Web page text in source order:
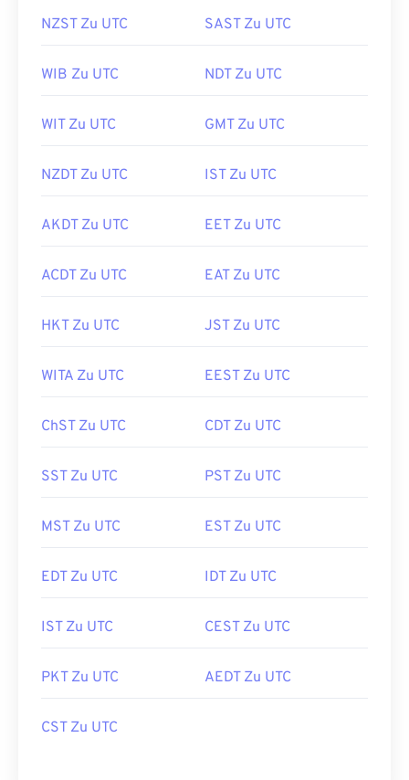
NZST Zu UTC SAST Zu UTC
WIB Zu UTC NDT Zu UTC
WIT Zu UTC GMT Zu UTC
NZDT Zu UTC IST Zu UTC
AKDT Zu UTC EET Zu UTC
ACDT Zu UTC EAT Zu UTC
HKT Zu UTC JST Zu UTC
WITA Zu UTC EEST Zu UTC
ChST Zu UTC CDT Zu UTC
SST Zu UTC PST Zu UTC
MST Zu UTC EST Zu UTC
EDT Zu UTC IDT Zu UTC
IST Zu UTC CEST Zu UTC
PKT Zu UTC AEDT Zu UTC
CST Zu UTC